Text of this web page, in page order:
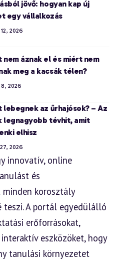
jövő: hogyan kap új
egy vállalkozás
2026
nem áznak el és miért nem
meg a kacsák télen?
2026
lebegnek az űrhajósok? – Az
legnagyobb tévhit, amit
elhisz
2026
innovatív, online
és
korosztály
teszi. A portál egyedülálló
erőforrásokat,
eszközöket, hogy
tanulási környezetet